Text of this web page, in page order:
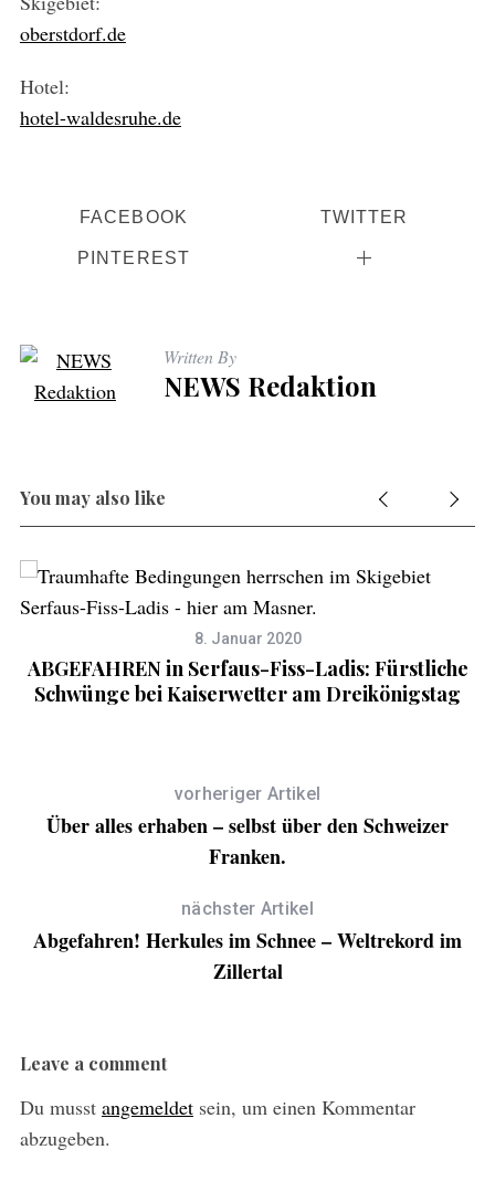
oberstdorf.de
Hotel:
hotel-waldesruhe.de
FACEBOOK TWITTER
PINTEREST
Written By
NEWS Redaktion
You may also like
8. Januar 2020
ABGEFAHREN in Serfaus-Fiss-Ladis: Fürstliche
Schwünge bei Kaiserwetter am Dreikönigstag
vorheriger Artikel
Über alles erhaben – selbst über den Schweizer
Franken.
nächster Artikel
Abgefahren! Herkules im Schnee – Weltrekord im
Zillertal
Leave a comment
Du musst angemeldetsein, um einen Kommentar
abzugeben.